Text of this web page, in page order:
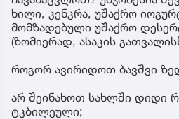
ხილი, კენკრა, უშაქრო
მომზადებული უშაქრო
(ზომიერად, ასაკის
როგორ ავირიდოთ ბავშვი
არ შეინახოთ სახლში დიდი
ტკბილეული;